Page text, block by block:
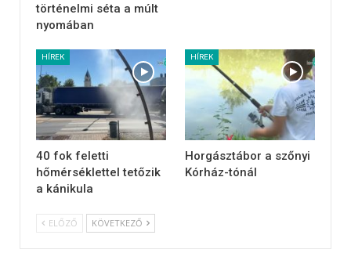
történelmi séta a múlt
nyomában
HÍREK
40 fok feletti
hőmérséklettel tetőzik
a kánikula
HÍREK
Horgásztábor a szőnyi
Kórház-tónál
ELŐZŐ KÖVETKEZŐ